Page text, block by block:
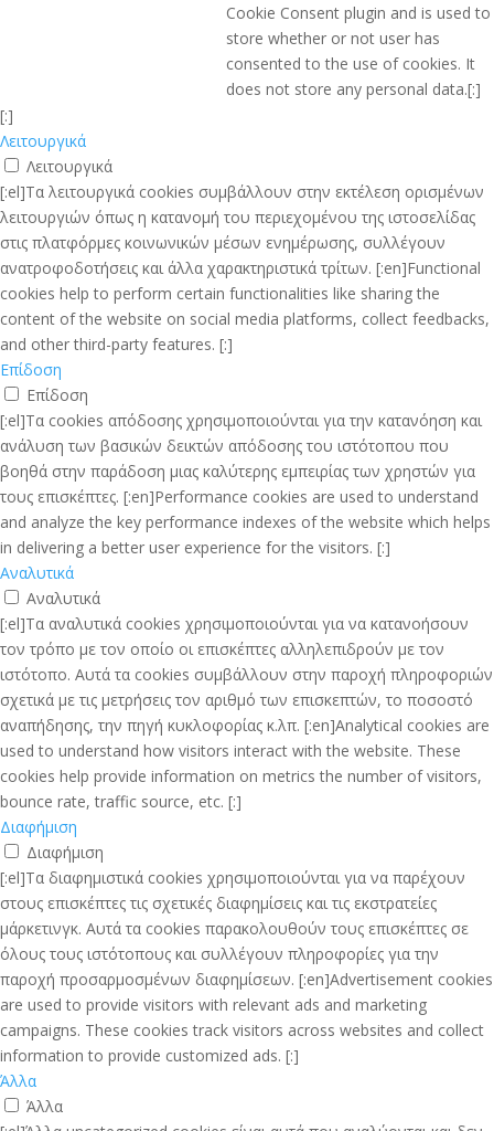
Cookie Consent plugin and is used to
store whether or not user has
consented to the use of cookies. It
does not store any personal data.[:]
[:]
Λειτουργικά
Λειτουργικά
[:el]Τα λειτουργικά cookies συμβάλλουν στην εκτέλεση ορισμένων
λειτουργιών όπως η κατανομή του περιεχομένου της ιστοσελίδας
στις πλατφόρμες κοινωνικών μέσων ενημέρωσης, συλλέγουν
ανατροφοδοτήσεις και άλλα χαρακτηριστικά τρίτων. [:en]Functional
cookies help to perform certain functionalities like sharing the
content of the website on social media platforms, collect feedbacks,
and other third-party features. [:]
Επίδοση
Επίδοση
[:el]Τα cookies απόδοσης χρησιμοποιούνται για την κατανόηση και
ανάλυση των βασικών δεικτών απόδοσης του ιστότοπου που
βοηθά στην παράδοση μιας καλύτερης εμπειρίας των χρηστών για
τους επισκέπτες. [:en]Performance cookies are used to understand
and analyze the key performance indexes of the website which helps
in delivering a better user experience for the visitors. [:]
Αναλυτικά
Αναλυτικά
[:el]Τα αναλυτικά cookies χρησιμοποιούνται για να κατανοήσουν
τον τρόπο με τον οποίο οι επισκέπτες αλληλεπιδρούν με τον
ιστότοπο. Αυτά τα cookies συμβάλλουν στην παροχή πληροφοριών
σχετικά με τις μετρήσεις τον αριθμό των επισκεπτών, το ποσοστό
αναπήδησης, την πηγή κυκλοφορίας κ.λπ. [:en]Analytical cookies are
used to understand how visitors interact with the website. These
cookies help provide information on metrics the number of visitors,
bounce rate, traffic source, etc. [:]
Διαφήμιση
Διαφήμιση
[:el]Τα διαφημιστικά cookies χρησιμοποιούνται για να παρέχουν
στους επισκέπτες τις σχετικές διαφημίσεις και τις εκστρατείες
μάρκετινγκ. Αυτά τα cookies παρακολουθούν τους επισκέπτες σε
όλους τους ιστότοπους και συλλέγουν πληροφορίες για την
παροχή προσαρμοσμένων διαφημίσεων. [:en]Advertisement cookies
are used to provide visitors with relevant ads and marketing
campaigns. These cookies track visitors across websites and collect
information to provide customized ads. [:]
Άλλα
Άλλα